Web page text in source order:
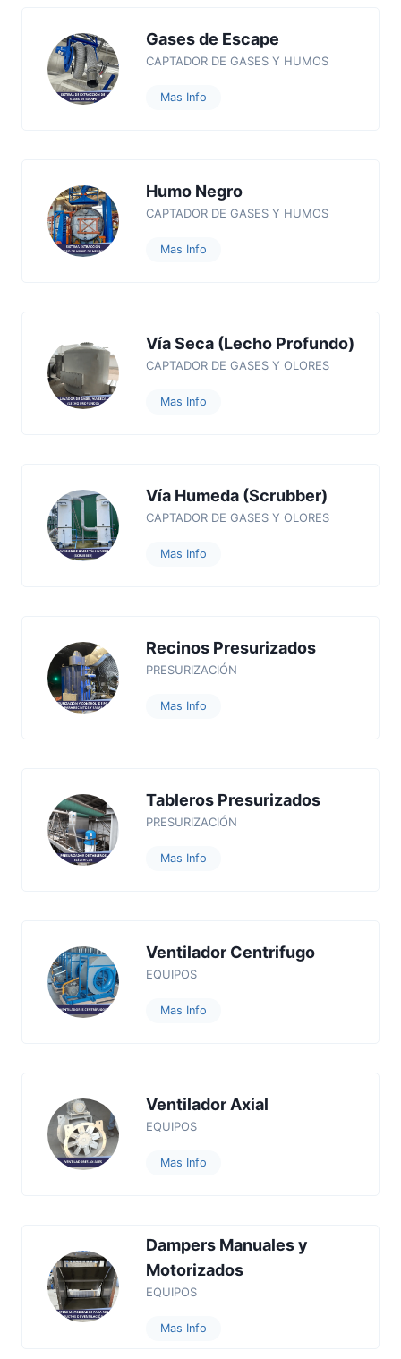
Gases de Escape
CAPTADOR DE GASES Y HUMOS
Mas Info
Humo Negro
CAPTADOR DE GASES Y HUMOS
Mas Info
Vía Seca (Lecho Profundo)
CAPTADOR DE GASES Y OLORES
Mas Info
Vía Humeda (Scrubber)
CAPTADOR DE GASES Y OLORES
Mas Info
Recinos Presurizados
PRESURIZACIÓN
Mas Info
Tableros Presurizados
PRESURIZACIÓN
Mas Info
Ventilador Centrifugo
EQUIPOS
Mas Info
Ventilador Axial
EQUIPOS
Mas Info
Dampers Manuales y
Motorizados
EQUIPOS
Mas Info